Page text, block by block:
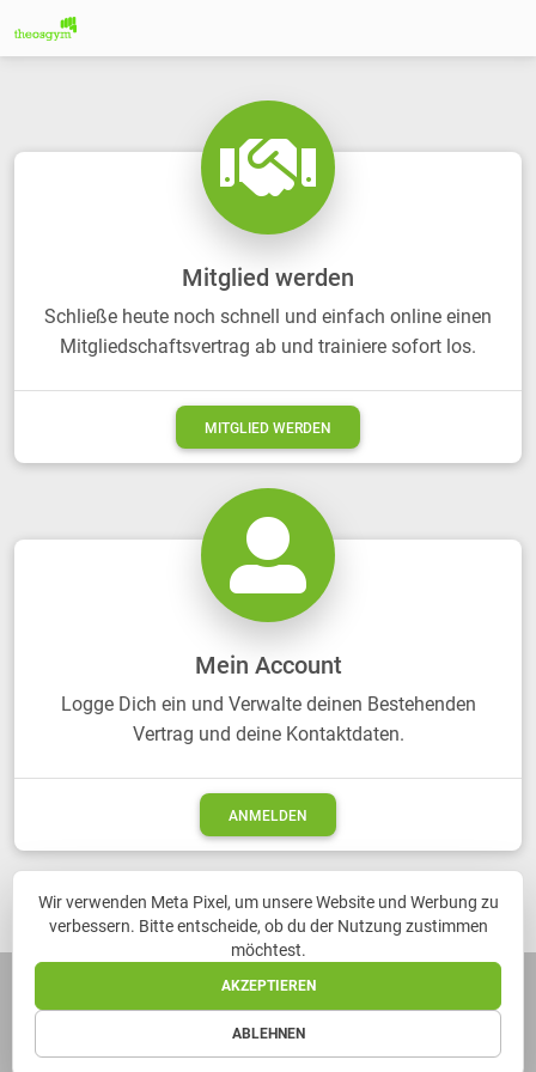
Mitglied werden
Schließe heute noch schnell und einfach online einen
Mitgliedschaftsvertrag ab und trainiere sofort los.
MITGLIED WERDEN
Mein Account
Logge Dich ein und Verwalte deinen Bestehenden
Vertrag und deine Kontaktdaten.
ANMELDEN
Wir verwenden Meta Pixel, um unsere Website und Werbung zu
verbessern. Bitte entscheide, ob du der Nutzung zustimmen
möchtest.
AKZEPTIEREN
ABLEHNEN
© 2026 Copyright: Themisoft GmbH Version: 6.8.3.0